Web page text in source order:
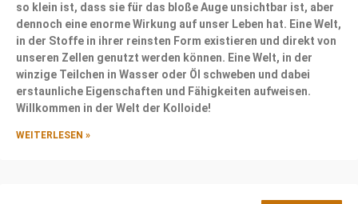
so klein ist, dass sie für das bloße Auge unsichtbar ist, aber
dennoch eine enorme Wirkung auf unser Leben hat. Eine Welt,
in der Stoffe in ihrer reinsten Form existieren und direkt von
unseren Zellen genutzt werden können. Eine Welt, in der
winzige Teilchen in Wasser oder Öl schweben und dabei
erstaunliche Eigenschaften und Fähigkeiten aufweisen.
Willkommen in der Welt der Kolloide!
WEITERLESEN »